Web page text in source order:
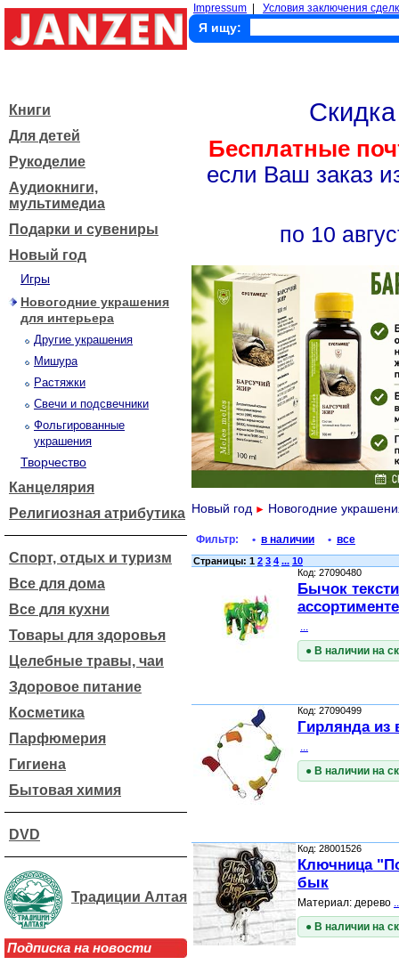
Impressum Условия заключения
Я ищу:
Книги
Для детей
Рукоделие
Аудиокниги,
мультимедиа
Подарки и сувениры
Новый год
Игры
Новогодние украшения
для интерьера
Другие украшения
Мишура
Растяжки
Свечи и подсвечники
Фольгированные
украшения
Творчество
Канцелярия
Религиозная атрибутика
Спорт, отдых и туризм
Все для дома
Все для кухни
Товары для здоровья
Целебные травы, чаи
Здоровое питание
Косметика
Парфюмерия
Гигиена
Бытовая химия
DVD
Традиции Алтая
Подписка на новости
Бесплатные
если Ваш заказ
по 10
Новый год ► Новогодние
Фильтр: • в наличии • все
Страницы: 1 2 3 4 ... 10
Код: 27090480
Бычок
ассортименте
...
● В наличии на
Код: 27090499
Гирлянда из
...
● В наличии на
Код: 28001526
Ключница
бык
Материал: дерево
● В наличии на